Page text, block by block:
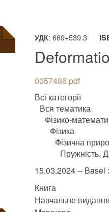
УДК: 669+539.3
0057486.pdf
Всі категорії
Вся тематика
Фізико-
Фізика
Фізична
Пружність.
15.03.2024 -- Basel
Книга
Навчальне видання